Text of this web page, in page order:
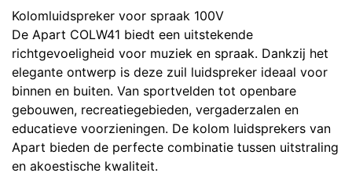
Kolomluidspreker voor spraak 100V
De Apart COLW41 biedt een uitstekende
richtgevoeligheid voor muziek en spraak. Dankzij het
elegante ontwerp is deze zuil luidspreker ideaal voor
binnen en buiten. Van sportvelden tot openbare
gebouwen, recreatiegebieden, vergaderzalen en
educatieve voorzieningen. De kolom luidsprekers van
Apart bieden de perfecte combinatie tussen uitstraling
en akoestische kwaliteit.